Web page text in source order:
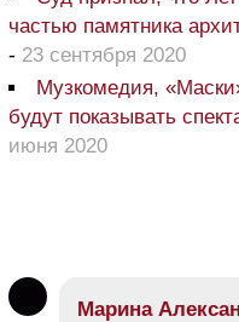
частью памятника
- 23 сентября 2020
Музкомедия,
будут показывать
июня 2020
Марина